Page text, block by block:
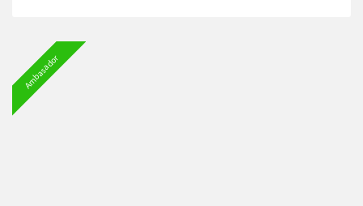
Ambasador